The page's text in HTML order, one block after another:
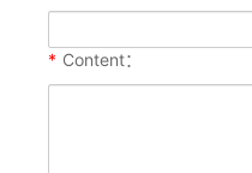
* Content：